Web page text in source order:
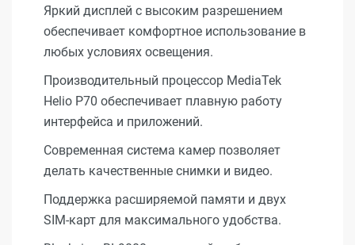
Яркий дисплей с высоким разрешением
обеспечивает комфортное использование в
любых условиях освещения.
Производительный процессор MediaTek
Helio P70 обеспечивает плавную работу
интерфейса и приложений.
Современная система камер позволяет
делать качественные снимки и видео.
Поддержка расширяемой памяти и двух
SIM-карт для максимального удобства.